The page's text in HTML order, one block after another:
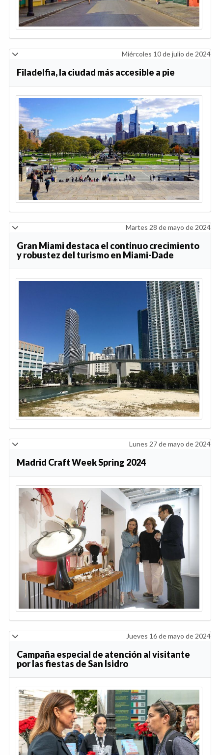
Miércoles 10 de julio de 2024
Filadelfia, la ciudad más accesible a pie
Martes 28 de mayo de 2024
Gran Miami destaca el continuo crecimiento
y robustez del turismo en Miami-Dade
Lunes 27 de mayo de 2024
Madrid Craft Week Spring 2024
Jueves 16 de mayo de 2024
Campaña especial de atención al visitante
por las fiestas de San Isidro